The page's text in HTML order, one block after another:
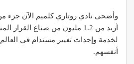
وأضحى نادي روتاري كلميم الآن جزء
لخدمة وإحداث تغيير مستدام في
أنفسهم.